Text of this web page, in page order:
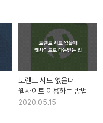
토렌트 시드 없을때
웹사이트 이용하는 방법
2020.05.15